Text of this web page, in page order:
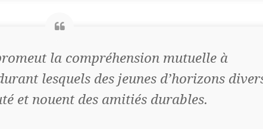
la compréhension mutuelle à
lesquels des jeunes d’horizons
et nouent des amitiés durables.